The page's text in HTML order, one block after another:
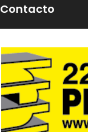
Contacto